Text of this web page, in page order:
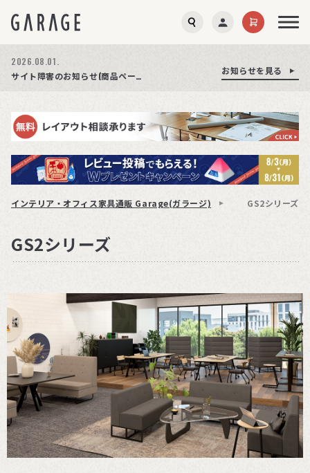
お知らせを見る
商品ページ障害復旧のお知らせ お知らせを見る
2026.08.01.
サイト障害のお知らせ(商品ページが正常に表示されない事象発生)
お知らせを見る
インテリア・オフィス家具通販 Garage(ガラージ) GS2シリーズ
GS2シリーズ